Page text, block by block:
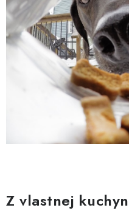
Z vlastnej